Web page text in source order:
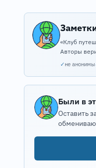
«Клуб
Авторы
✓не анонимы
Были в
Оставить